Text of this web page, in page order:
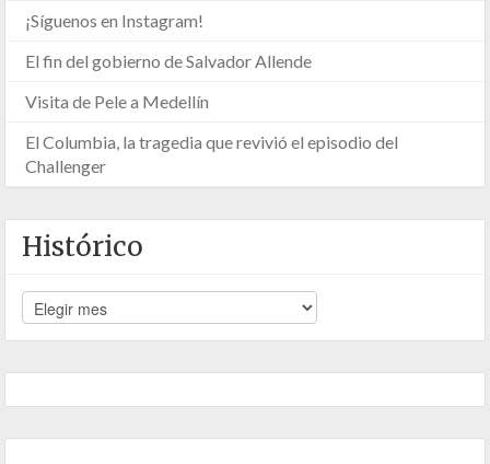
¡Síguenos en Instagram!
El fin del gobierno de Salvador Allende
Visita de Pele a Medellín
El Columbia, la tragedia que revivió el episodio del
Challenger
Histórico